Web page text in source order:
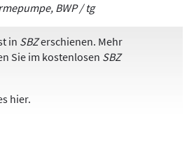
BWP / tg
in SBZerschienen. Mehr
Sie im kostenlosen SBZ
hier.